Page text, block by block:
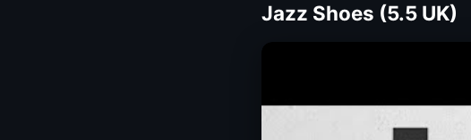
Jazz Shoes (5.5 UK)